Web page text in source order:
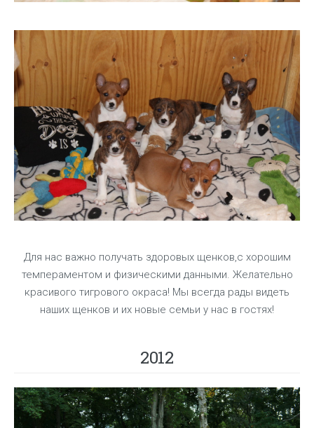
Для нас важно получать здоровых щенков,с хорошим
темпераментом и физическими данными. Желательно
красивого тигрового окраса! Мы всегда рады видеть
наших щенков и их новые семьи у нас в гостях!
2012